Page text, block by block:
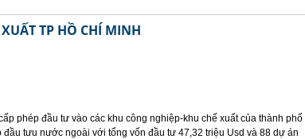
TP HỒ CHÍ MINH
phép đầu tư vào các khu công nghiệp-khu chế xuất của thành phố
tưu nước ngoài với tổng vốn đầu tư 47,32 triệu Usd và 88 dự án